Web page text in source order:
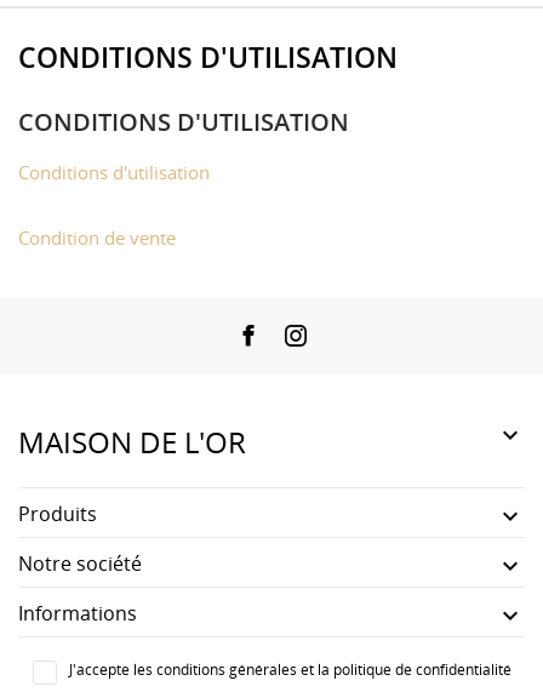
CONDITIONS D'UTILISATION
CONDITIONS D'UTILISATION
Conditions d'utilisation
Condition de vente
FacebookInstagram
MAISON DE L'OR 
Produits 
Notre société 
Informations 
J'accepte les conditions générales et la politique de confidentialité